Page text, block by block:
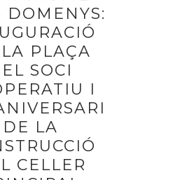
DOMENYS:
PLAÇA
SOCI
I
DE LA
CELLER